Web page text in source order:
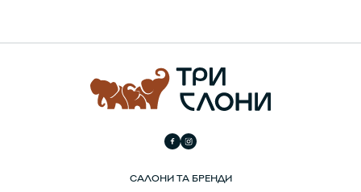
САЛОНИ ТА БРЕНДИ